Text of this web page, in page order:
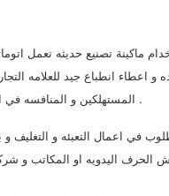
ماكينة تصنيع حديثه تعمل
اعطاء انطباع جيد للعلامه
المستهلكين و المنافسه في السوق لاعطاء الثقه في ما ينتجه المصنع .
في اعمال التعبئه و التغليف و